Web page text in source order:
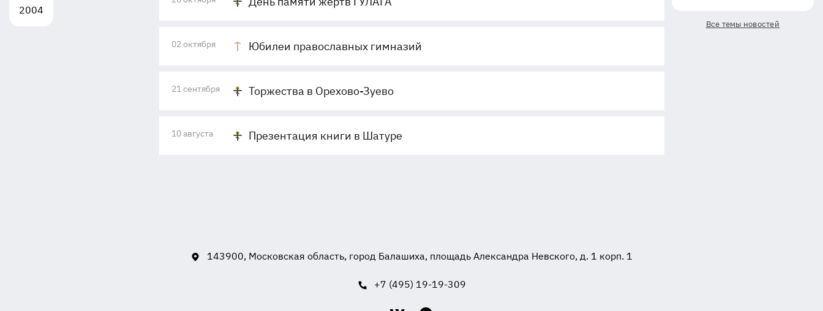
2004
02 октября Юбилеи православных гимназий
21 сентября Торжества в Орехово-Зуево
10 августа Презентация книги в Шатуре
Все темы новостей
143900, Московская область, город Балашиха, площадь Александра Невского, д. 1 корп. 1
+7 (495) 19-19-309